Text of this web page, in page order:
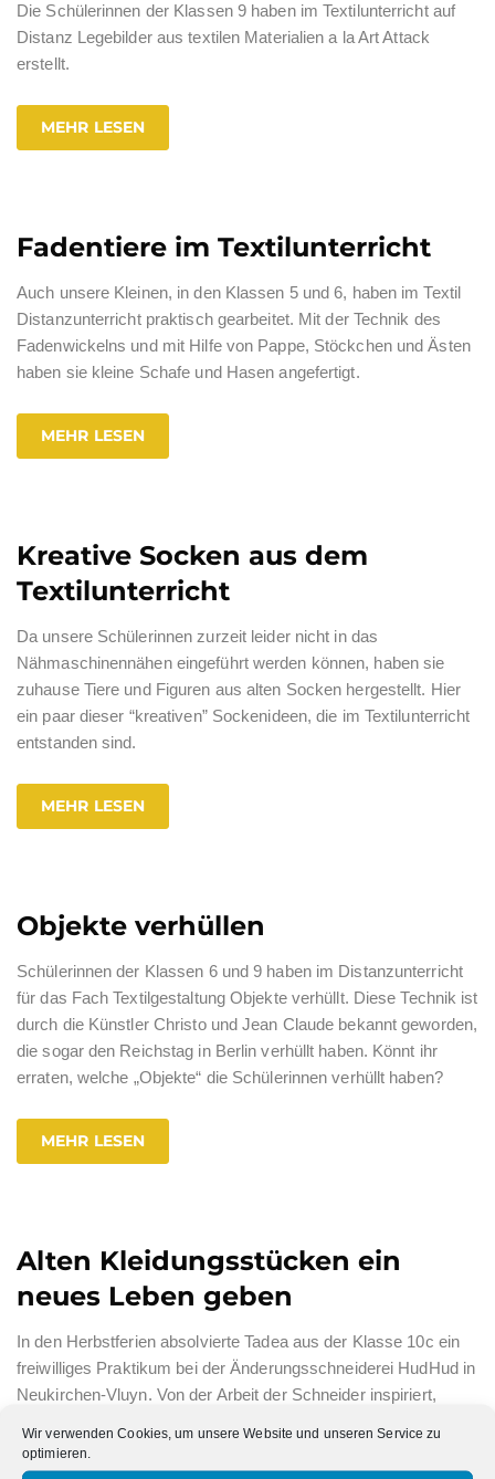
Wir verwenden Cookies, um unsere Website und unseren Service zu
optimieren.
Die Schülerinnen der Klassen 9 haben im Textilunterricht auf
Distanz Legebilder aus textilen Materialien a la Art Attack
erstellt.
MEHR LESEN
Fadentiere im Textilunterricht
Auch unsere Kleinen, in den Klassen 5 und 6, haben im Textil
Distanzunterricht praktisch gearbeitet. Mit der Technik des
Fadenwickelns und mit Hilfe von Pappe, Stöckchen und Ästen
haben sie kleine Schafe und Hasen angefertigt.
MEHR LESEN
Kreative Socken aus dem
Textilunterricht
Da unsere Schülerinnen zurzeit leider nicht in das
Nähmaschinennähen eingeführt werden können, haben sie
zuhause Tiere und Figuren aus alten Socken hergestellt. Hier
ein paar dieser “kreativen” Sockenideen, die im Textilunterricht
entstanden sind.
MEHR LESEN
Objekte verhüllen
Schülerinnen der Klassen 6 und 9 haben im Distanzunterricht
für das Fach Textilgestaltung Objekte verhüllt. Diese Technik ist
durch die Künstler Christo und Jean Claude bekannt geworden,
die sogar den Reichstag in Berlin verhüllt haben. Könnt ihr
erraten, welche „Objekte“ die Schülerinnen verhüllt haben?
MEHR LESEN
Alten Kleidungsstücken ein
neues Leben geben
In den Herbstferien absolvierte Tadea aus der Klasse 10c ein
freiwilliges Praktikum bei der Änderungsschneiderei HudHud in
Neukirchen-Vluyn. Von der Arbeit der Schneider inspiriert,
Klamotten ein neues Leben zu schenken. Und so stellte aus
einer alten Rettungsjacke,…